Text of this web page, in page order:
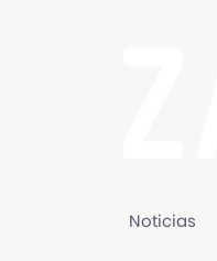
Noticias